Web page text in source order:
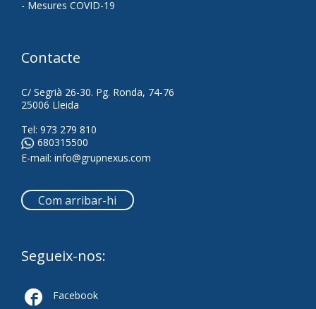
- Mesures COVID-19
Contacte
C/ Segrià 26-30. Pg. Ronda, 74-76
25006 Lleida
Tel: 973 279 810
680315500
E-mail: info@grupnexus.com
Com arribar-hi
Segueix-nos:
 Facebook